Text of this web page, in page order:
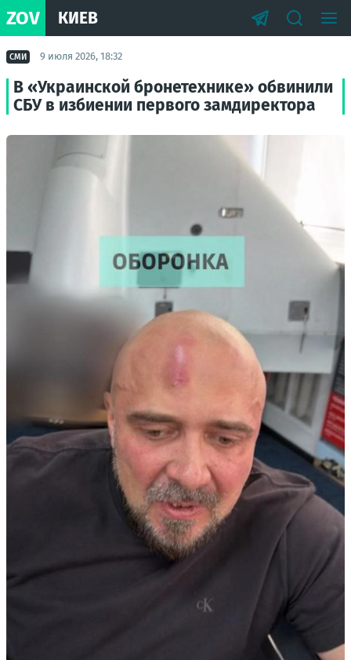
ZOV КИЕВ
СМИ 9 июля 2026, 18:32
В «Украинской бронетехнике» обвинили
СБУ в избиении первого замдиректора